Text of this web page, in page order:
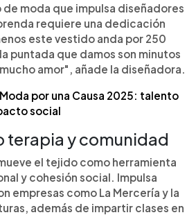
de moda que impulsa diseñadores
requiere una dedicación
este vestido anda por 250
puntada que damos son minutos
amor", añade la diseñadora.
por una Causa 2025: talento
social
terapia y comunidad
el tejido como herramienta
y cohesión social. Impulsa
empresas como La Mercería y la
además de impartir clases en